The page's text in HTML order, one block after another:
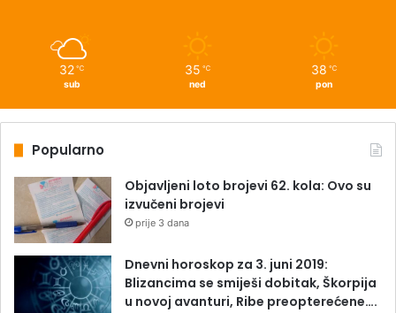
32 ℃
sub
35 ℃
ned
38 ℃
pon
Popularno
Objavljeni loto brojevi 62. kola: Ovo su
izvučeni brojevi
prije 3 dana
Dnevni horoskop za 3. juni 2019:
Blizancima se smiješi dobitak, Škorpija
u novoj avanturi, Ribe preopterećene….